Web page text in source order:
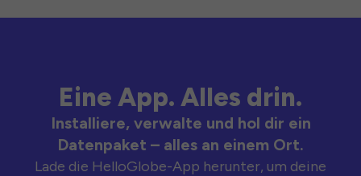
Eine App. Alles drin.
Installiere, verwalte und hol dir ein
Datenpaket – alles an einem Ort.
Lade die HelloGlobe-App herunter, um deine